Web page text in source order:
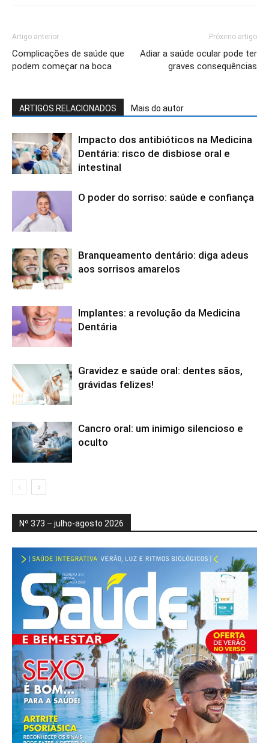
Artigo anterior
Complicações de saúde que
podem começar na boca
Próximo artigo
Adiar a saúde ocular pode ter
graves consequências
ARTIGOS RELACIONADOS Mais do autor
Impacto dos antibióticos na Medicina
Dentária: risco de disbiose oral e
intestinal
O poder do sorriso: saúde e confiança
Branqueamento dentário: diga adeus
aos sorrisos amarelos
Implantes: a revolução da Medicina
Dentária
Gravidez e saúde oral: dentes sãos,
grávidas felizes!
Cancro oral: um inimigo silencioso e
oculto
Nº 373 – julho-agosto 2026